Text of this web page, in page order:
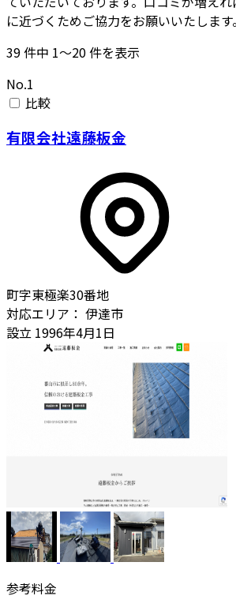
に近づくためご協力をお願いいたします。
39件中 1〜20件を表示
No.1
比較
有限会社遠藤板金
町字東極楽30番地
対応エリア： 伊達市
設立 1996年4月1日
参考料金